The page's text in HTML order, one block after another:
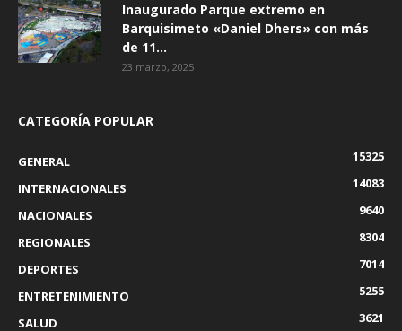
Inaugurado Parque extremo en
Barquisimeto «Daniel Dhers» con más
de 11...
23 marzo, 2025
CATEGORÍA POPULAR
GENERAL
15325
INTERNACIONALES
14083
NACIONALES
9640
REGIONALES
8304
DEPORTES
7014
ENTRETENIMIENTO
5255
SALUD
3621